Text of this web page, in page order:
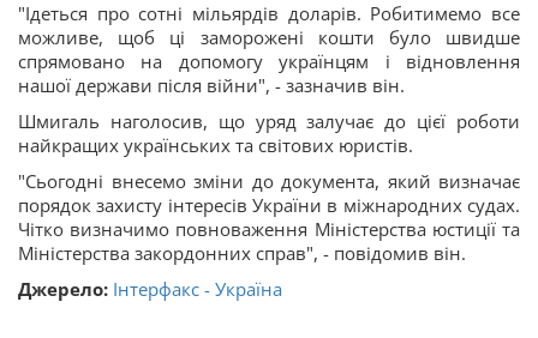
"Ідеться про сотні мільярдів доларів. Робитимемо все
можливе, щоб ці заморожені кошти було швидше
спрямовано на допомогу українцям і відновлення
нашої держави після війни", - зазначив він.
Шмигаль наголосив, що уряд залучає до цієї роботи
найкращих українських та світових юристів.
"Сьогодні внесемо зміни до документа, який визначає
порядок захисту інтересів України в міжнародних судах.
Чітко визначимо повноваження Міністерства юстиції та
Міністерства закордонних справ", - повідомив він.
Джерело: Інтерфакс - Україна